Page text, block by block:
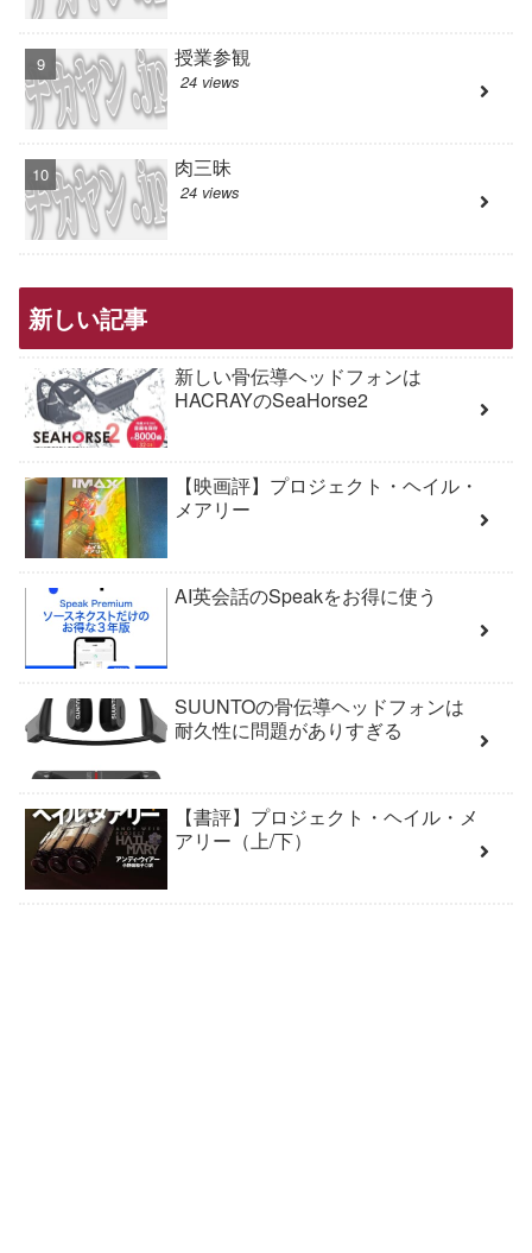
授業参観
24 views
肉三昧
24 views
新しい記事
新しい骨伝導ヘッドフォンは
HACRAYのSeaHorse2
【映画評】プロジェクト・ヘイル・
メアリー
AI英会話のSpeakをお得に使う
SUUNTOの骨伝導ヘッドフォンは
耐久性に問題がありすぎる
【書評】プロジェクト・ヘイル・メ
アリー（上/下）